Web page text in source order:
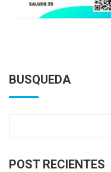
BUSQUEDA
POST RECIENTES